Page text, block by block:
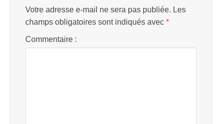
Votre adresse e-mail ne sera pas publiée. Les
champs obligatoires sont indiqués avec *
Commentaire :